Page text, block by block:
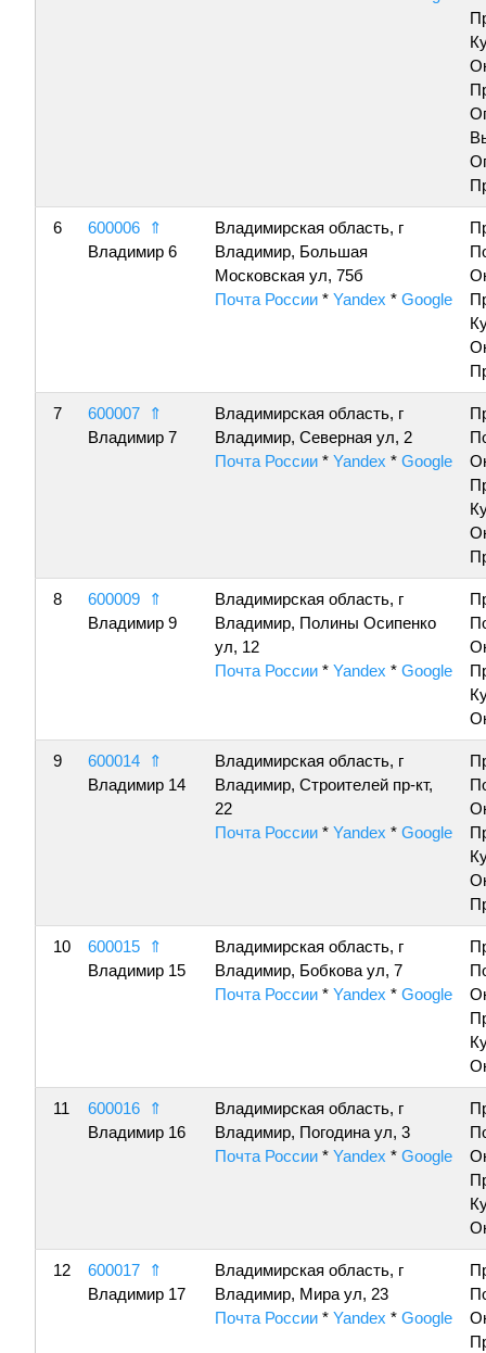
6 600006
⇑
Владимир 6
Владимирская область, г
Владимир, Большая
Московская ул, 75б
Почта России * Yandex * Google
7 600007
⇑
Владимир 7
Владимирская область, г
Владимир, Северная ул, 2
Почта России * Yandex * Google
8 600009
⇑
Владимир 9
Владимирская область, г
Владимир, Полины Осипенко
ул, 12
Почта России * Yandex * Google
9 600014
⇑
Владимир 14
Владимирская область, г
Владимир, Строителей пр-кт,
22
Почта России * Yandex * Google
10 600015
⇑
Владимир 15
Владимирская область, г
Владимир, Бобкова ул, 7
Почта России * Yandex * Google
11 600016
⇑
Владимир 16
Владимирская область, г
Владимир, Погодина ул, 3
Почта России * Yandex * Google
12 600017
⇑
Владимир 17
Владимирская область, г
Владимир, Мира ул, 23
Почта России * Yandex * Google